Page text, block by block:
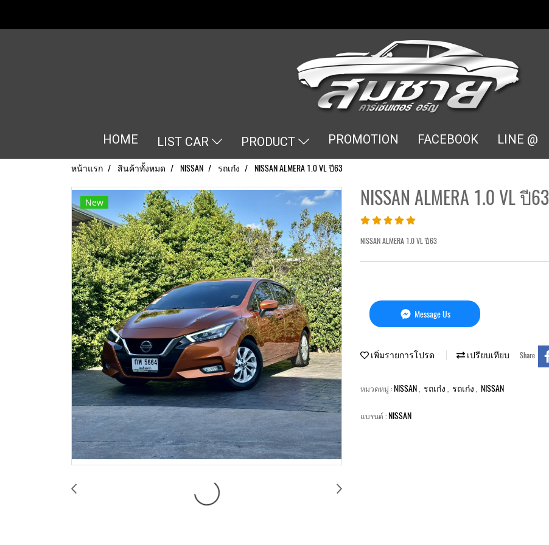
HOME LIST CAR PRODUCT PROMOTION FACEBOOK LINE @
หน้าแรก สินค้าทั้งหมด NISSAN รถเก๋ง NISSAN ALMERA 1.0 VL ปี63
New NISSAN ALMERA 1.0 VL ปี63
NISSAN ALMERA 1.0 VL ปี63
Message Us
เพิ่มรายการโปรด เปรียบเทียบ Share
หมวดหมู่ :NISSAN รถเก๋ง รถเก๋ง NISSAN
แบรนด์ :NISSAN